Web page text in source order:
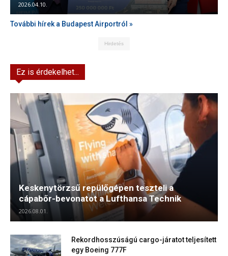
2026.04.10.
További hírek a Budapest Airportról »
Hirdetés
Ez is érdekelhet...
Keskenytörzsű repülőgépen teszteli a
cápabőr-bevonatot a Lufthansa Technik
2026.08.01.
Rekordhosszúságú cargo-járatot teljesített
egy Boeing 777F